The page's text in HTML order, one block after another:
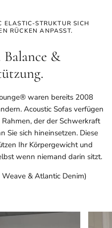
ELASTIC-STRUKTUR SICH
RÜCKEN ANPASST.
&
waren bereits 2008
Acoustic Sofas verfügen
der der Schwerkraft
Sie sich hineinsetzen. Diese
Ihr Körpergewicht und
wenn niemand darin sitzt.
& Atlantic Denim)